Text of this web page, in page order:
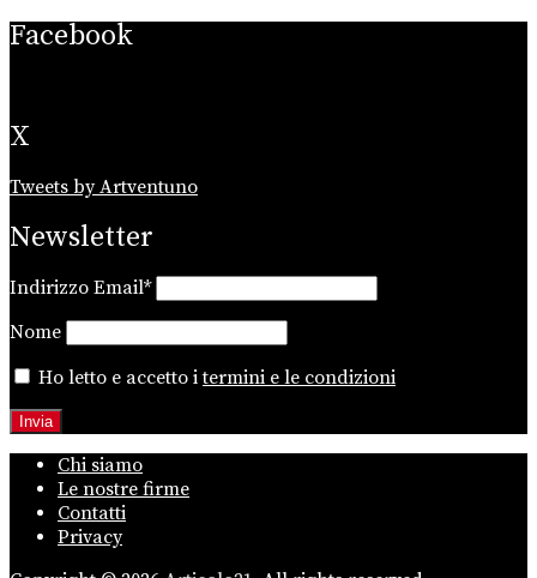
Facebook
X
Tweets by Artventuno
Newsletter
Indirizzo Email*
Nome
Ho letto e accetto itermini e le condizioni
Chi siamo
Le nostre firme
Contatti
Privacy